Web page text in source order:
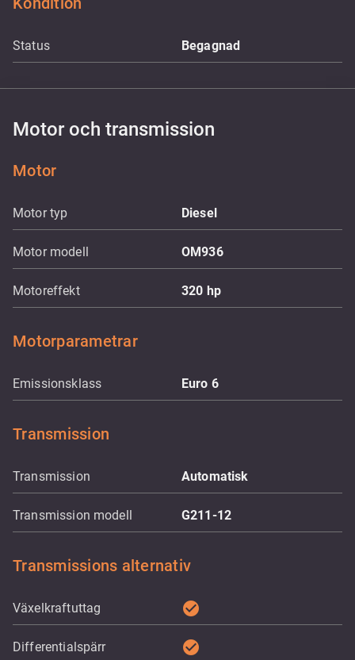
Status Begagnad
Motor och transmission
Motor
Motor typ Diesel
Motor modell OM936
Motoreffekt 320 hp
Motorparametrar
Emissionsklass Euro 6
Transmission
Transmission Automatisk
Transmission modell G211-12
Transmissions alternativ
Växelkraftuttag check_circle
Differentialspärr check_circle